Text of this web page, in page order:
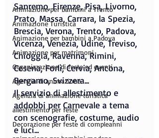
Animazione per bambini a Trento
Animazione Turistica
Animazione per bambini a Padova
Animazione per matrimoni
Organizzazione di feste ed eventi
Agenzia di animazione
Agenzia di animazione turistica
allestimento per feste
Decorazione per feste di compleanni
Sanremo, Firenze, Pisa, Livorno,
Prato, Massa, Carrara, la Spezia,
Brescia, Verona, Trento, Padova,
Vicenza, Venezia, Udine, Treviso,
Chioggia, Ravenna, Rimini,
Cesena, Forlì, Cervia, Ancona,
Bergamo, Svizzera...
Il servizio di allestimento e
addobbi per Carnevale a tema
con scenografie, costume, audio
e luci...